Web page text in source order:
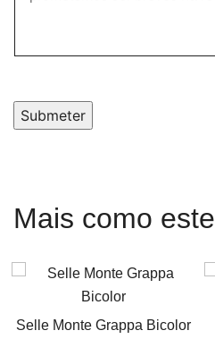
Submeter
Mais como este
Selle Monte Grappa Bicolor